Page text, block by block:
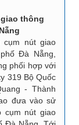
thông
cụm nút giao
Đà Nẵng,
phối hợp với
319 Bộ Quốc
- Thành
đưa vào sử
cụm nút giao